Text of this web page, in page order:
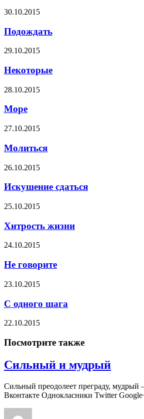
30.10.2015
Подождать
29.10.2015
Некоторые
28.10.2015
Море
27.10.2015
Молиться
26.10.2015
Искушение сдаться
25.10.2015
Хитрость жизни
24.10.2015
Не говорите
23.10.2015
С одного шага
22.10.2015
Посмотрите также
Сильный и мудрый
Сильный преодолеет преграду, мудрый
Вконтакте Однокласники Twitter